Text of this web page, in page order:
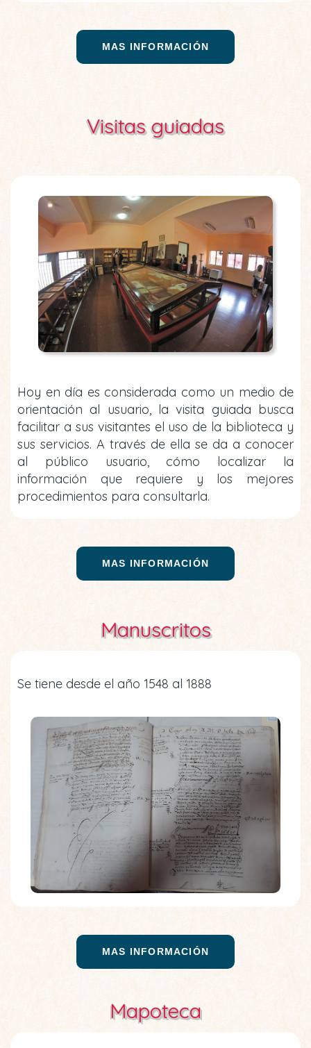
MAS INFORMACIÓN
Visitas guiadas
Hoy en día es considerada como un medio de
orientación al usuario, la visita guiada busca
facilitar a sus visitantes el uso de la biblioteca y
sus servicios. A través de ella se da a conocer
al público usuario, cómo localizar la
información que requiere y los mejores
procedimientos para consultarla.
MAS INFORMACIÓN
Manuscritos
Se tiene desde el año 1548 al 1888
MAS INFORMACIÓN
Mapoteca